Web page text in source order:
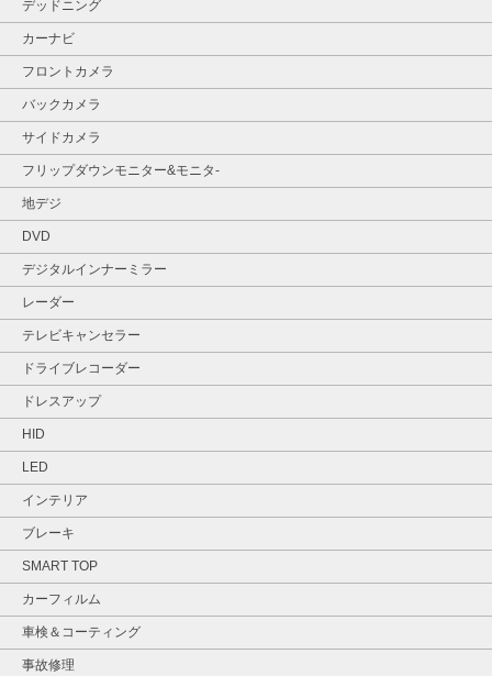
デッドニング
カーナビ
フロントカメラ
バックカメラ
サイドカメラ
フリップダウンモニター&モニタ‐
地デジ
DVD
デジタルインナーミラー
レーダー
テレビキャンセラー
ドライブレコーダー
ドレスアップ
HID
LED
インテリア
ブレーキ
SMART TOP
カーフィルム
車検＆コーティング
事故修理